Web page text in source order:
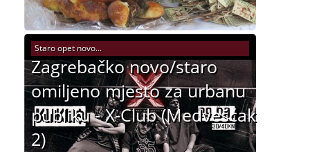
Zagrebačko novo/staro
omiljeno mjesto za urbanu
publiku - X-Club (Medvešćak
2)
Staro opet novo...